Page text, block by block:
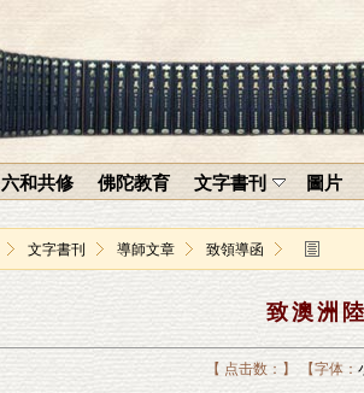
六和共修 佛陀教育 文字書刊 圖片
文字書刊 導師文章 致領導函
致澳洲
【 点击数：】 【字体：